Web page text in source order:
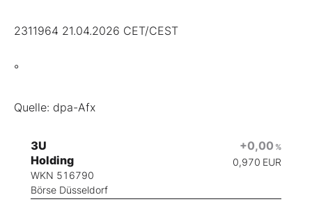
2311964 21.04.2026 CET/CEST
°
Quelle: dpa-Afx
3U
Holding
WKN 516790
Börse Düsseldorf
+0,00 %
0,970 EUR